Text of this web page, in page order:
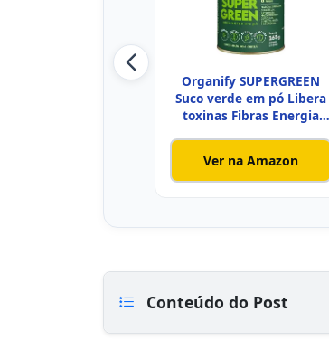
Organify SUPERGREEN
Suco verde em pó Libera
toxinas Fibras Energia
Ver na Amazon
Conteúdo do Post